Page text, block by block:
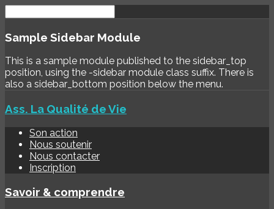
Sample Sidebar Module
This is a sample module published to the sidebar_top
position, using the -sidebar module class suffix. There is
also a sidebar_bottom position below the menu.
Ass. La Qualité de Vie
Son action
Nous soutenir
Nous contacter
Inscription
Savoir & comprendre